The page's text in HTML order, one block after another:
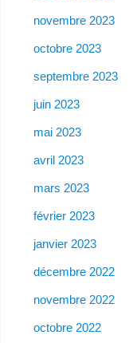
novembre 2023
octobre 2023
septembre 2023
juin 2023
mai 2023
avril 2023
mars 2023
février 2023
janvier 2023
décembre 2022
novembre 2022
octobre 2022